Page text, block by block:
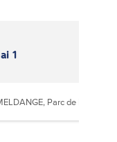
1
Parc de l'Europe